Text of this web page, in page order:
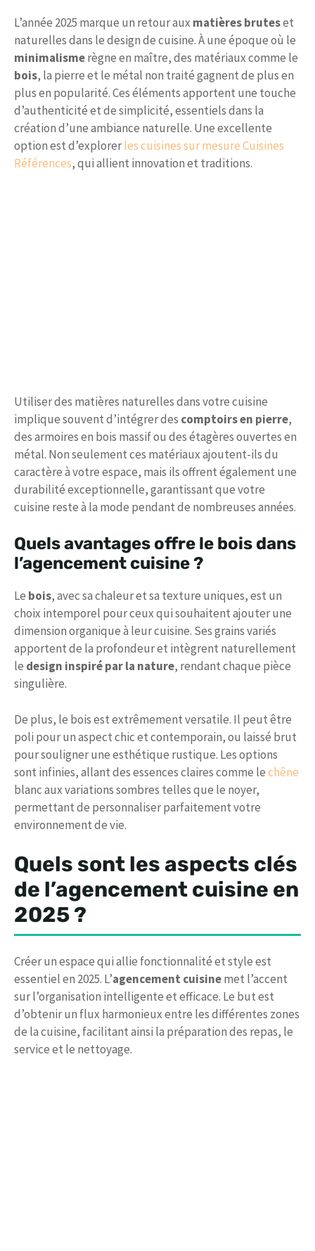
L’année 2025 marque un retour aux matières bruteset
naturelles dans le design de cuisine. À une époque où le
minimalismerègne en maître, des matériaux comme le
bois, la pierre et le métal non traité gagnent de plus en
plus en popularité. Ces éléments apportent une touche
d’authenticité et de simplicité, essentiels dans la
création d’une ambiance naturelle. Une excellente
option est d’explorerles cuisines sur mesure Cuisines
Références, qui allient innovation et traditions.
Utiliser des matières naturelles dans votre cuisine
implique souvent d’intégrer des comptoirs en pierre,
des armoires en bois massif ou des étagères ouvertes en
métal. Non seulement ces matériaux ajoutent-ils du
caractère à votre espace, mais ils offrent également une
durabilité exceptionnelle, garantissant que votre
cuisine reste à la mode pendant de nombreuses années.
Quels avantages offre le bois dans
l’agencement cuisine ?
Le bois, avec sa chaleur et sa texture uniques, est un
choix intemporel pour ceux qui souhaitent ajouter une
dimension organique à leur cuisine. Ses grains variés
apportent de la profondeur et intègrent naturellement
le design inspiré par la nature, rendant chaque pièce
singulière.
De plus, le bois est extrêmement versatile. Il peut être
poli pour un aspect chic et contemporain, ou laissé brut
pour souligner une esthétique rustique. Les options
sont infinies, allant des essences claires comme lechêne
blanc aux variations sombres telles que le noyer,
permettant de personnaliser parfaitement votre
environnement de vie.
Quels sont les aspects clés
de l’agencement cuisine en
2025 ?
Créer un espace qui allie fonctionnalité et style est
essentiel en 2025. L’agencement cuisinemet l’accent
sur l’organisation intelligente et efficace. Le but est
d’obtenir un flux harmonieux entre les différentes zones
de la cuisine, facilitant ainsi la préparation des repas, le
service et le nettoyage.